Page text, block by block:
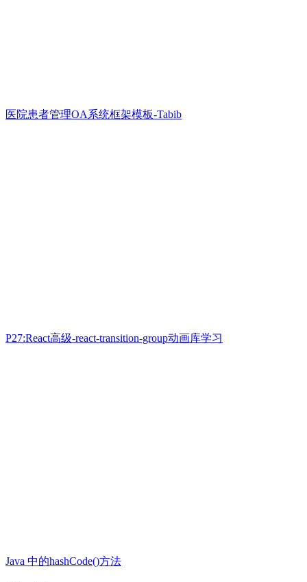
医院患者管理OA系统框架模板-Tabib
P27:React高级-react-transition-group动画库学习
Java 中的hashCode()方法